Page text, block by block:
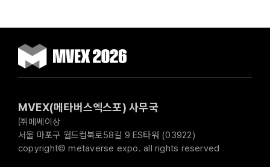
MVEX(메타버스엑스포) 사무국
㈜메쎄이상
서울 마포구 월드컵북로58길 9 ES타워 (03922)
copyright© metaverse expo. all rights reserved